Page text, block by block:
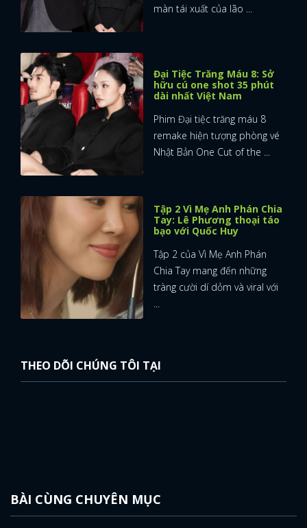
màn tái xuất của lão ...
Đại Tiệc Trăng Máu 8: Sở
hữu cú one shot 35 phút
dài nhất Việt Nam
Phim Đại tiệc trăng máu 8
remake hiện tượng phòng vé
Nhật Bản One Cut of the ...
Tập 2 Vì Mẹ Anh Phán Chia
Tay: Lê Phương thoại táo
bạo với Quốc Huy
Tập 2 của Vì Mẹ Anh Phán
Chia Tay mang đến những
tràng cười dí dỏm và viral với
...
THEO DÕI CHÚNG TÔI TẠI
BÀI CÙNG CHUYÊN MỤC